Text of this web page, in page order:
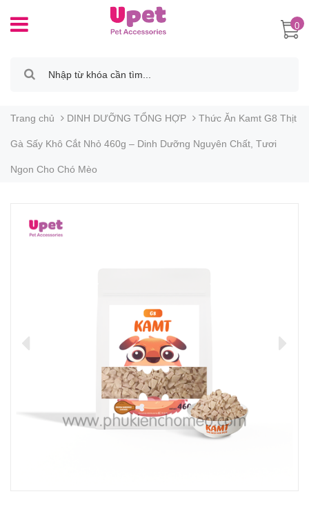
0
Trang chủ DINH DƯỠNG TỔNG HỢP Thức Ăn Kamt G8 Thịt
Gà Sấy Khô Cắt Nhỏ 460g – Dinh Dưỡng Nguyên Chất, Tươi
Ngon Cho Chó Mèo